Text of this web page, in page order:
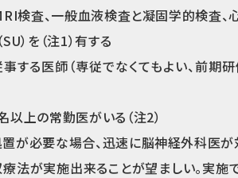
検査、一般血液検査と凝固学的検査
）を（注1）有する
する医師（専従でなくてもよい、前期
上の常勤医がいる（注2）
が必要な場合、迅速に脳神経外科医が
法が実施出来ることが望ましい。実施